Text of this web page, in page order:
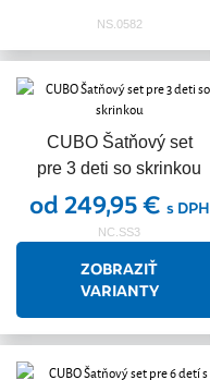
NS.0582
CUBO Šatňový set
pre 3 deti so skrinkou
od 249,95 € s DPH
NC.SS3
ZOBRAZIŤ
VARIANTY